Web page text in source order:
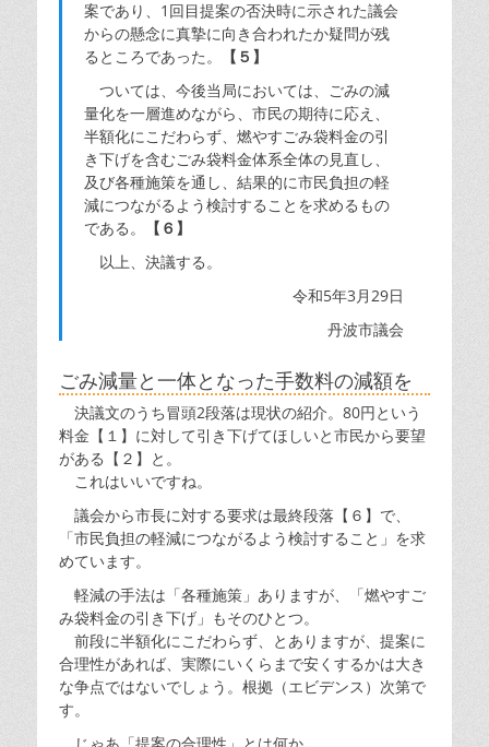
案であり、1回目提案の否決時に示された議会
からの懸念に真摯に向き合われたか疑問が残
るところであった。
【５】
ついては、今後当局においては、ごみの減
量化を一層進めながら、市民の期待に応え、
半額化にこだわらず、燃やすごみ袋料金の引
き下げを含むごみ袋料金体系全体の見直し、
及び各種施策を通し、結果的に市民負担の軽
減につながるよう検討することを求めるもの
である。
【６】
以上、決議する。
令和5年3月29日
丹波市議会
ごみ減量と一体となった手数料の減額を
決議文のうち冒頭2段落は現状の紹介。80円という
料金【１】に対して引き下げてほしいと市民から要望
がある【２】と。
これはいいですね。
議会から市長に対する要求は最終段落【６】で、
「市民負担の軽減につながるよう検討すること」を求
めています。
軽減の手法は「各種施策」ありますが、「燃やすご
み袋料金の引き下げ」もそのひとつ。
前段に半額化にこだわらず、とありますが、提案に
合理性があれば、実際にいくらまで安くするかは大き
な争点ではないでしょう。根拠（エビデンス）次第で
す。
じゃあ「提案の合理性」とは何か。